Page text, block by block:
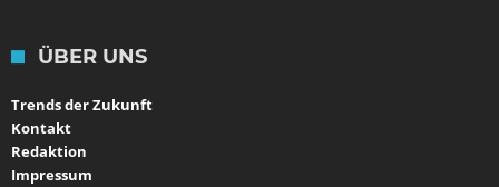
ÜBER UNS
Trends der Zukunft
Kontakt
Redaktion
Impressum